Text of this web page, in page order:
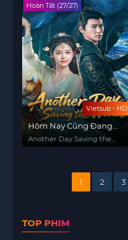
Vietsub - HD
Hoàn Tất (27/27)
Hôm Nay Cũng Đang
Giải Cứu Thế Giới
Another Day Saving the
1 2 3
TOP PHIM